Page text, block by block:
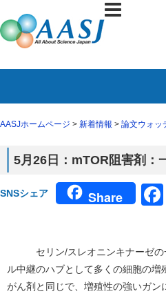
AASJホームページ > 新着情報 > 論文ウォッ
5月26日：mTOR阻害剤：
SNSシェア Share
セリン/スレオニンキナーゼの一
ル中継のハブとして多くの細胞の
がん剤と同じで、増殖性の強いガ